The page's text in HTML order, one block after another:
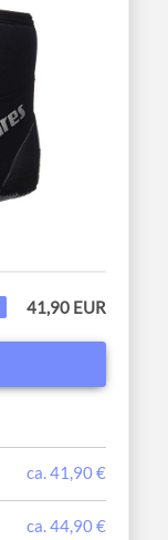
41,90 EUR
ca. 41,90 €
ca. 44,90 €